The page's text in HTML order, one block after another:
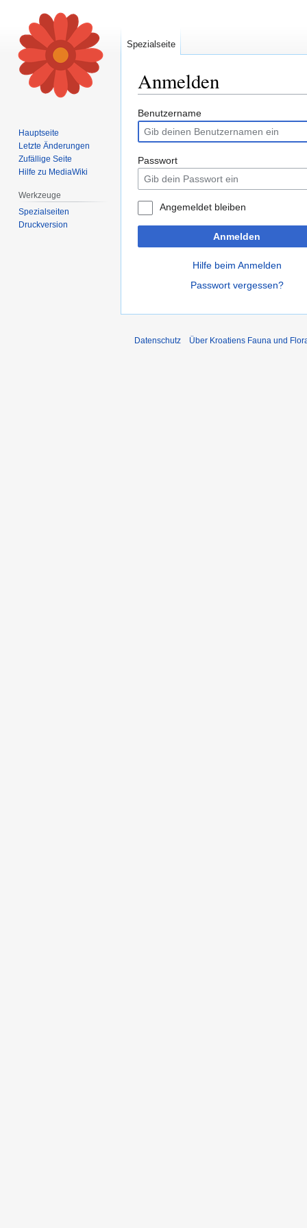
Anmelden
Zur
Navigation
springen
Zur
Suche
springen
Benutzername
Passwort
Angemeldet bleiben
Anmelden
Hilfe beim Anmelden
Passwort vergessen?
Spezialseite
Hauptseite
Letzte Änderungen
Zufällige Seite
Hilfe zu MediaWiki
Werkzeuge
Spezialseiten
Druckversion
Datenschutz Über Kroatiens Fauna und